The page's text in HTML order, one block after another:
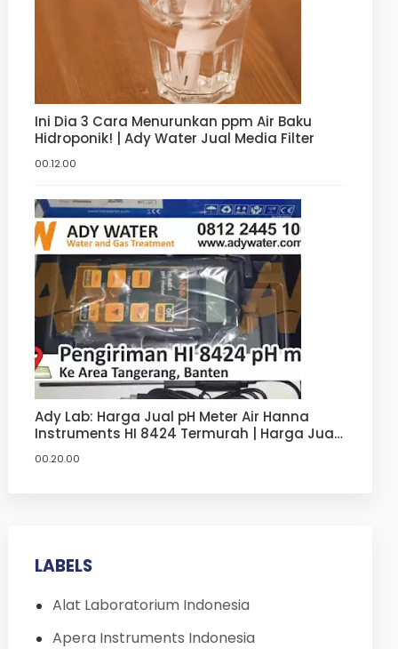
Ini Dia 3 Cara Menurunkan ppm Air Baku
Hidroponik! | Ady Water Jual Media Filter
00.12.00
Ady Lab: Harga Jual pH Meter Air Hanna
Instruments HI 8424 Termurah | Harga Jual
00.20.00
LABELS
Alat Laboratorium Indonesia
Apera Instruments Indonesia